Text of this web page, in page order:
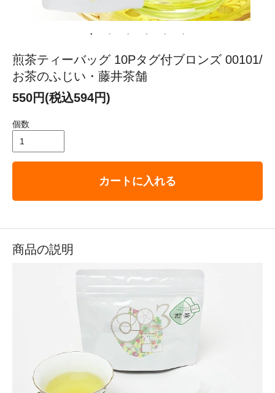
煎茶ティーバッグ 10Pタグ付ブロンズ 00101/
お茶のふじい・藤井茶舗
550円(税込594円)
個数
カートに入れる
商品の説明